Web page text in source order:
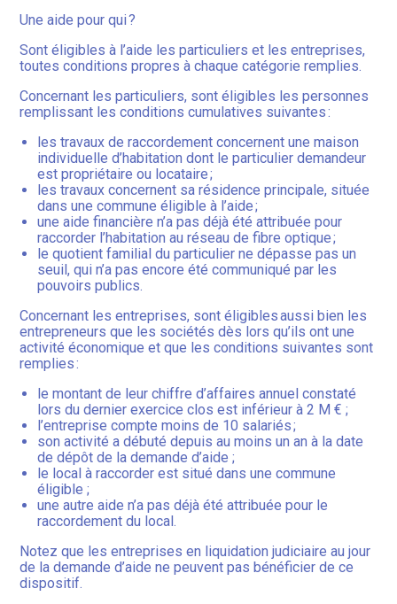
Une aide pour qui ?
Sont éligibles à l’aide les particuliers et les entreprises,
toutes conditions propres à chaque catégorie remplies.
Concernant les particuliers, sont éligibles les personnes
remplissant les conditions cumulatives suivantes :
les travaux de raccordement concernent une maison
individuelle d’habitation dont le particulier demandeur
est propriétaire ou locataire ;
les travaux concernent sa résidence principale, située
dans une commune éligible à l’aide ;
une aide financière n’a pas déjà été attribuée pour
raccorder l’habitation au réseau de fibre optique ;
le quotient familial du particulier ne dépasse pas un
seuil, qui n’a pas encore été communiqué par les
pouvoirs publics.
Concernant les entreprises, sont éligibles aussi bien les
entrepreneurs que les sociétés dès lors qu’ils ont une
activité économique et que les conditions suivantes sont
remplies :
le montant de leur chiffre d’affaires annuel constaté
lors du dernier exercice clos est inférieur à 2 M € ;
l’entreprise compte moins de 10 salariés ;
son activité a débuté depuis au moins un an à la date
de dépôt de la demande d’aide ;
le local à raccorder est situé dans une commune
éligible ;
une autre aide n’a pas déjà été attribuée pour le
raccordement du local.
Notez que les entreprises en liquidation judiciaire au jour
de la demande d’aide ne peuvent pas bénéficier de ce
dispositif.